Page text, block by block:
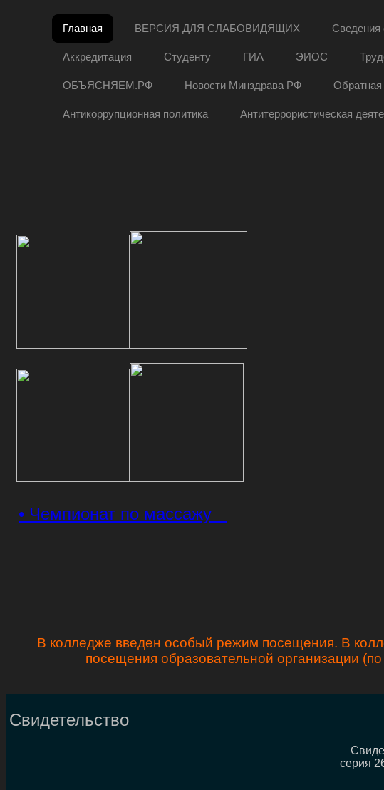
Главная ВЕРСИЯ ДЛЯ СЛАБОВИДЯЩИХ Сведения
Аккредитация Студенту ГИА ЭИОС
ОБЪЯСНЯЕМ.РФ Новости Минздрава РФ Обратная
Антикоррупционная политика Антитеррористическая
• Чемпионат по массажу
В колледже введен особый режим посещения. В
посещения образовательной организации
Свидетельство
серия